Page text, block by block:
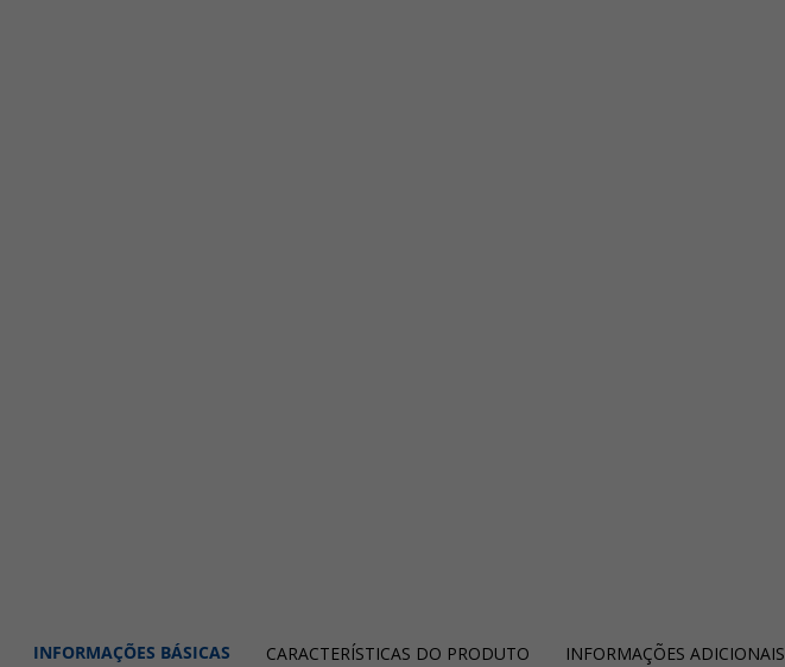
INFORMAÇÕES BÁSICAS CARACTERÍSTICAS DO PRODUTO INFORMAÇÕES ADICIONAIS